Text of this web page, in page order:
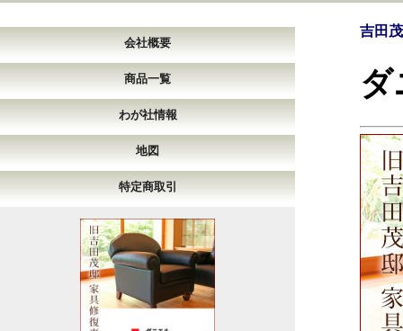
会社概要
商品一覧
わが社情報
地図
特定商取引
吉田
ダ